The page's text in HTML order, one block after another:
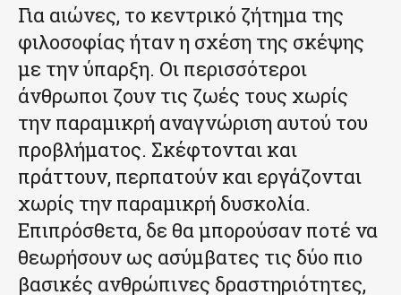
Για αιώνες, το κεντρικό ζήτημα της
φιλοσοφίας ήταν η σχέση της σκέψης
με την ύπαρξη. Οι περισσότεροι
άνθρωποι ζουν τις ζωές τους χωρίς
την παραμικρή αναγνώριση αυτού του
προβλήματος. Σκέφτονται και
πράττουν, περπατούν και εργάζονται
χωρίς την παραμικρή δυσκολία.
Επιπρόσθετα, δε θα μπορούσαν ποτέ να
θεωρήσουν ως ασύμβατες τις δύο πιο
βασικές ανθρώπινες δραστηριότητες,